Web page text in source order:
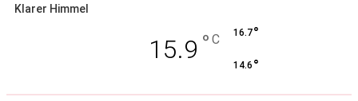
Klarer Himmel
15.9 ° C 16.7°
14.6 °